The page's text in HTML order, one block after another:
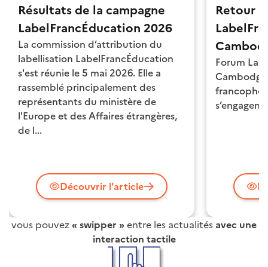
Résultats de la campagne
LabelFrancÉducation 2026
La commission d’attribution du
labellisation LabelFrancÉducation
s'est réunie le 5 mai 2026. Elle a
rassemblé principalement des
représentants du ministère de
l'Europe et des Affaires étrangères,
de l...
Découvrir l'article
Retour
Forum
vous pouvez« swipper »entre les actualitésavec une
interaction tactile